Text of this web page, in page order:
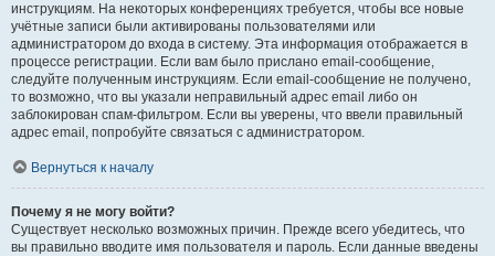
инструкциям. На некоторых конференциях требуется, чтобы все новые
учётные записи были активированы пользователями или
администратором до входа в систему. Эта информация отображается в
процессе регистрации. Если вам было прислано email-сообщение,
следуйте полученным инструкциям. Если email-сообщение не получено,
то возможно, что вы указали неправильный адрес email либо он
заблокирован спам-фильтром. Если вы уверены, что ввели правильный
адрес email, попробуйте связаться с администратором.
Вернуться к началу
Почему я не могу войти?
Существует несколько возможных причин. Прежде всего убедитесь, что
вы правильно вводите имя пользователя и пароль. Если данные введены